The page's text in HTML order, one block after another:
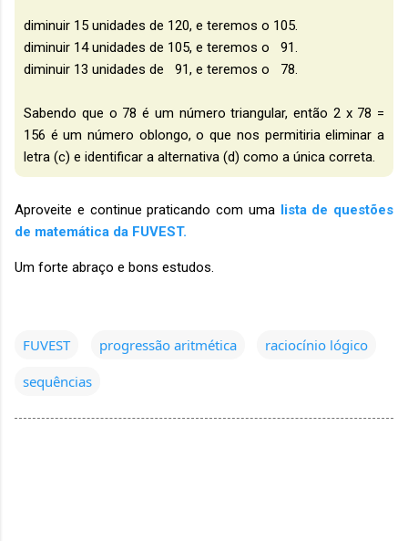
diminuir 15 unidades de 120, e teremos o 105.
diminuir 14 unidades de 105, e teremos o 91.
diminuir 13 unidades de 91, e teremos o 78.
Sabendo que o 78 é um número triangular, então 2 x 78 =
156 é um número oblongo, o que nos permitiria eliminar a
letra (c) e identificar a alternativa (d) como a única correta.
Aproveite e continue praticando com uma lista de questões
de matemática da FUVEST.
Um forte abraço e bons estudos.
FUVEST progressão aritmética
raciocínio lógico
sequências